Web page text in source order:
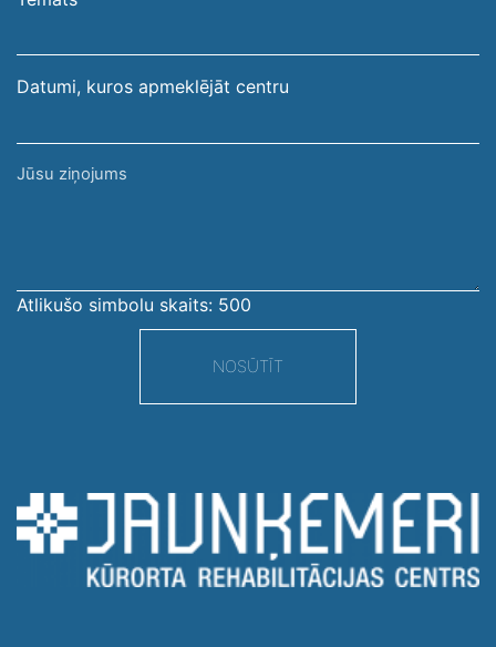
Datumi, kuros apmeklējāt centru
Jūsu
Atlikušo simbolu skaits: 500
NOSŪTĪT